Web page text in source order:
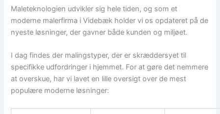
Maleteknologien udvikler sig hele tiden, og som et
moderne malerfirma i Videbæk holder vi os opdateret på de
nyeste løsninger, der gavner både kunden og miljøet.
I dag findes der malingstyper, der er skræddersyet til
specifikke udfordringer i hjemmet. For at gøre det nemmere
at overskue, har vi lavet en lille oversigt over de mest
populære moderne løsninger: